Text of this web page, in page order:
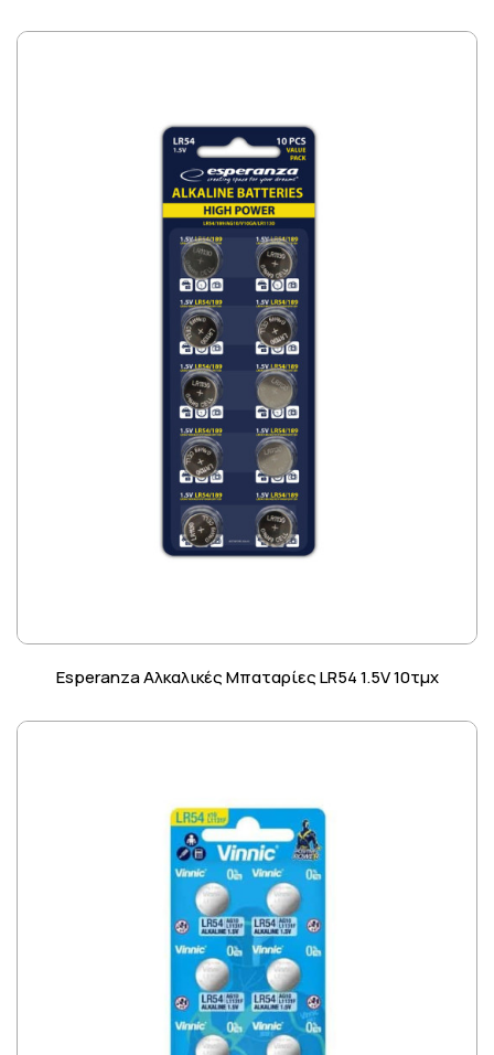
Esperanza Αλκαλικές Μπαταρίες LR54 1.5V 10τμχ